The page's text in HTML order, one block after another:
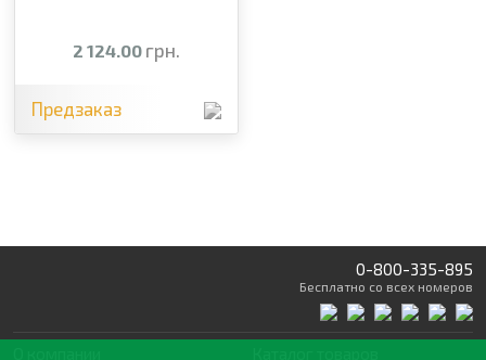
2 124.00 грн.
Предзаказ
0-800-335-895
Бесплатно со всех номеров